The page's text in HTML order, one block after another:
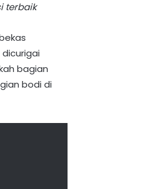
terbaik
bagian
bodi di